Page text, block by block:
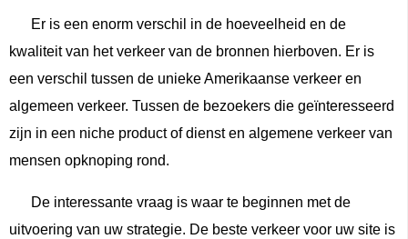
Er is een enorm verschil in de hoeveelheid en de
kwaliteit van het verkeer van de bronnen hierboven. Er is
een verschil tussen de unieke Amerikaanse verkeer en
algemeen verkeer. Tussen de bezoekers die geïnteresseerd
zijn in een niche product of dienst en algemene verkeer van
mensen opknoping rond.
De interessante vraag is waar te beginnen met de
uitvoering van uw strategie. De beste verkeer voor uw site is